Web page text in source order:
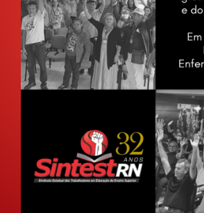
DOCUMENTOS
GALERIA